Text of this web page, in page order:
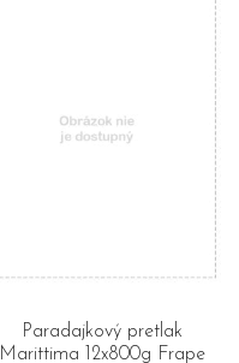
Paradajkový pretlak
Marittima 12x800g Frape